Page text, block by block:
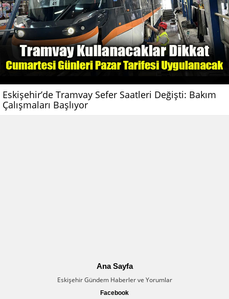
Eskişehir’de Tramvay Sefer Saatleri Değişti: Bakım
Çalışmaları Başlıyor
Ana Sayfa
Eskişehir Gündem Haberler ve Yorumlar
Facebook